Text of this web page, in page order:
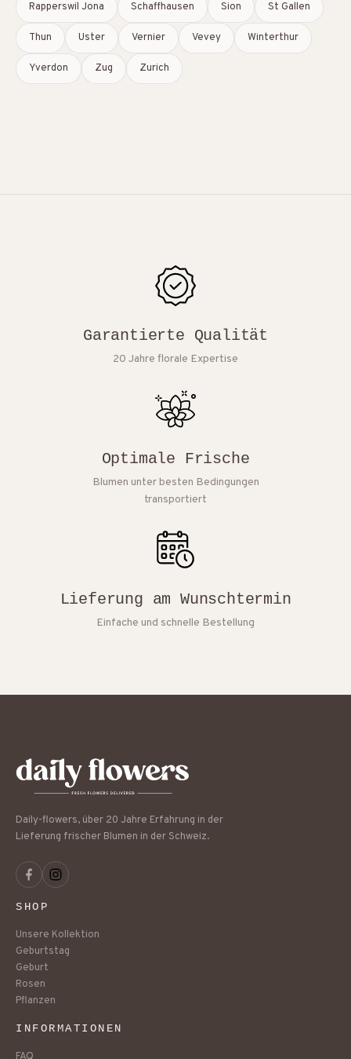
Rapperswil Jona Schaffhausen Sion St Gallen
Thun Uster Vernier Vevey Winterthur
Yverdon Zug Zurich
Garantierte Qualität
20 Jahre florale Expertise
Optimale Frische
Blumen unter besten Bedingungen
transportiert
Lieferung am Wunschtermin
Einfache und schnelle Bestellung
Daily-flowers, über 20 Jahre Erfahrung in der
Lieferung frischer Blumen in der Schweiz.
SHOP
Unsere Kollektion
Geburtstag
Geburt
Rosen
Pflanzen
INFORMATIONEN